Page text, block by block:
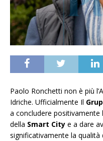
Paolo Ronchetti non è più
Idriche. Ufficialmente Il
a concludere positivamente
della Smart City e a dare
significativamente la qualità